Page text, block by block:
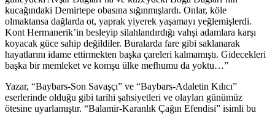
kucağındaki Demirtepe obasına sığınmışlardı. Onlar, köle
olmaktansa dağlarda ot, yaprak yiyerek yaşamayı yeğlemişlerdi.
Kont Hermanerik’in besleyip silahlandırdığı vahşi adamlara karşı
koyacak güce sahip değildiler. Buralarda fare gibi saklanarak
hayatlarını idame ettirmekten başka çareleri kalmamıştı. Gidecekleri
başka bir memleket ve komşu ülke mefhumu da yoktu…”
Yazar, “Baybars-Son Savaşçı” ve “Baybars-Adaletin Kılıcı”
eserlerinde olduğu gibi tarihi şahsiyetleri ve olayları günümüz
ötesine uyarlamıştır. “Balamir-Karanlık Çağın Efendisi” isimli bu